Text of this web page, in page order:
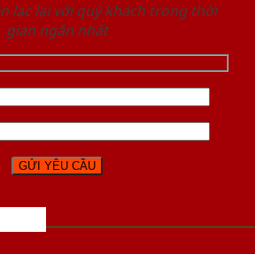
lạc lại với quý khách trong thời
gian ngắn nhất